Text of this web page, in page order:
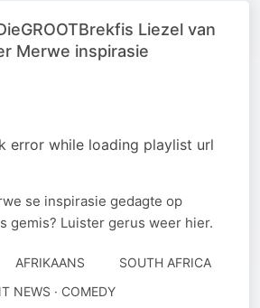
Liezel van
Merwe inspirasie
error while loading playlist url
se inspirasie gedagte op
gemis? Luister gerus weer hier.
AFRIKAANS
SOUTH AFRICA
NEWS · COMEDY